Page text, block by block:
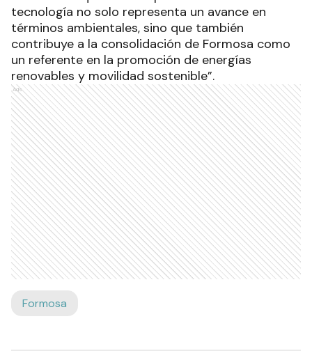
tecnología no solo representa un avance en
términos ambientales, sino que también
contribuye a la consolidación de Formosa como
un referente en la promoción de energías
renovables y movilidad sostenible”.
Ads
Formosa